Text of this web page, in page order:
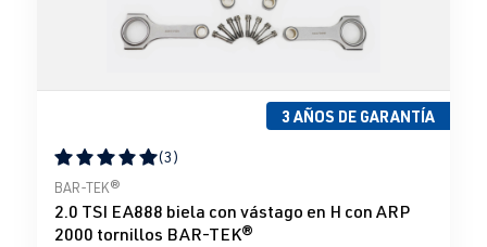
3 AÑOS DE GARANTÍA
Calificación promedio de 5 de 5 estrellas
(3)
BAR-TEK®
2.0 TSI EA888 biela con vástago en H con ARP
2000 tornillos BAR-TEK®